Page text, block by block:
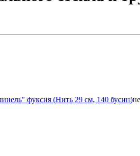
фуксия (Нить 29 см, 140 бусин)